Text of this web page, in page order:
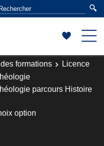
formations
Licence
parcours Histoire
option